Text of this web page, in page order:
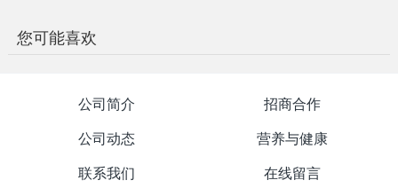
您可能喜欢
公司简介
招商合作
公司动态
营养与健康
联系我们
在线留言